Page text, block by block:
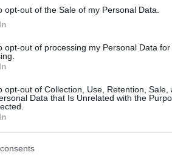
opt-out of the Sale of my Personal Data.
opt-out of processing my Personal Data for
opt-out of Collection, Use, Retention, Sale,
Data that Is Unrelated with the
τραυματίες